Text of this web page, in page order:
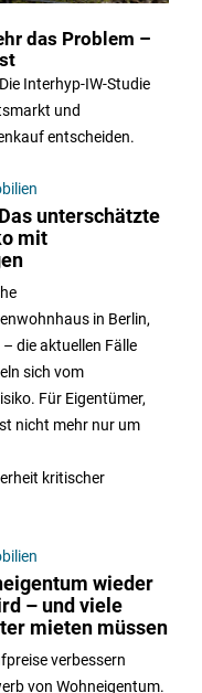
das Problem –
Interhyp-IW-Studie
und
entscheiden.
unterschätzte
mit
in Berlin,
die aktuellen Fälle
sich vom
Für Eigentümer,
nicht mehr nur um
kritischer
wieder
– und viele
mieten müssen
verbessern
von Wohneigentum.